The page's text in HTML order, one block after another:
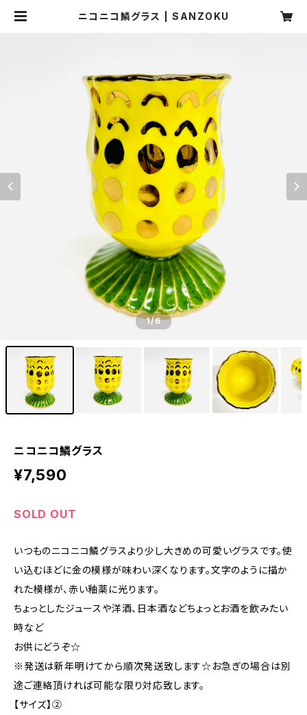
ニコニコ鱗グラス | SANZOKU
1/6
ニコニコ鱗グラス
¥7,590
SOLD OUT
いつものニコニコ鱗グラスより少し大きめの可愛いグラスです。使
い込むほどに金の模様が味わい深くなります。文字のように描か
れた模様が、赤い釉薬に光ります。
ちょっとしたジュースや洋酒、日本酒などちょっとお酒を飲みたい
時など
お供にどうぞ☆
※発送は新年明けてから順次発送致します☆お急ぎの場合は別
途ご連絡頂ければ可能な限り対応致します。
【サイズ】②